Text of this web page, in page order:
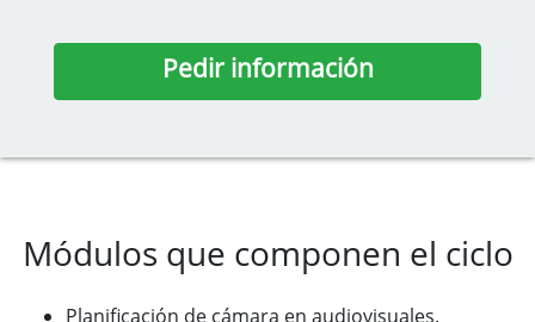
Pedir información
Módulos que componen el ciclo
Planificación de cámara en audiovisuales.